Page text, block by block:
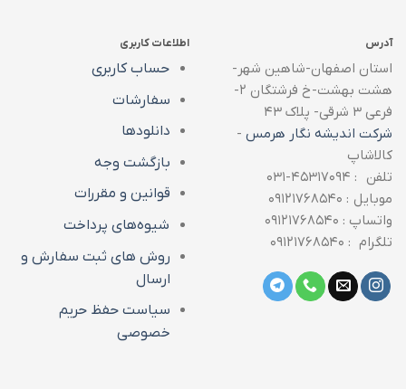
آدرس
استان اصفهان-شاهین شهر-
هشت بهشت-خ فرشتگان ۲-
فرعی ۳ شرقی- پلاک ۴۳
شرکت اندیشه نگار هرمس -
کالاشاپ
تلفن : ۴۵۳۱۷۰۹۴-۰۳۱
موبایل : ۰۹۱۲۱۷۶۸۵۴۰
واتساپ : ۰۹۱۲۱۷۶۸۵۴۰
تلگرام : ۰۹۱۲۱۷۶۸۵۴۰
اطلاعات کاربری
حساب کاربری
سفارشات
دانلودها
بازگشت وجه
قوانین و مقررات
شیوه‌های پرداخت
روش های ثبت سفارش و
ارسال
سیاست حفظ حریم
خصوصی